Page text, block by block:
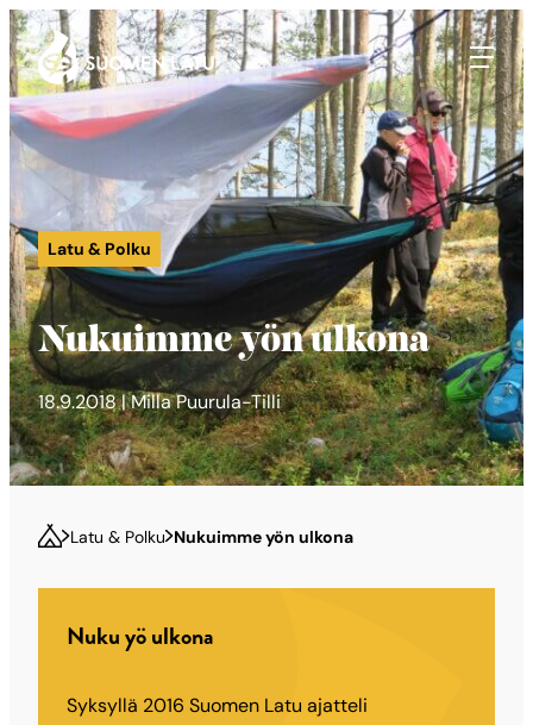
Siirry
suoraan
sisältöön
Suomen Latu
Latu & Polku
Nukuimme yön ulkona
18.9.2018 | Milla Puurula-Tilli
Latu & Polku Nukuimme yön ulkona
Nuku yö ulkona
Syksyllä 2016 Suomen Latu ajatteli